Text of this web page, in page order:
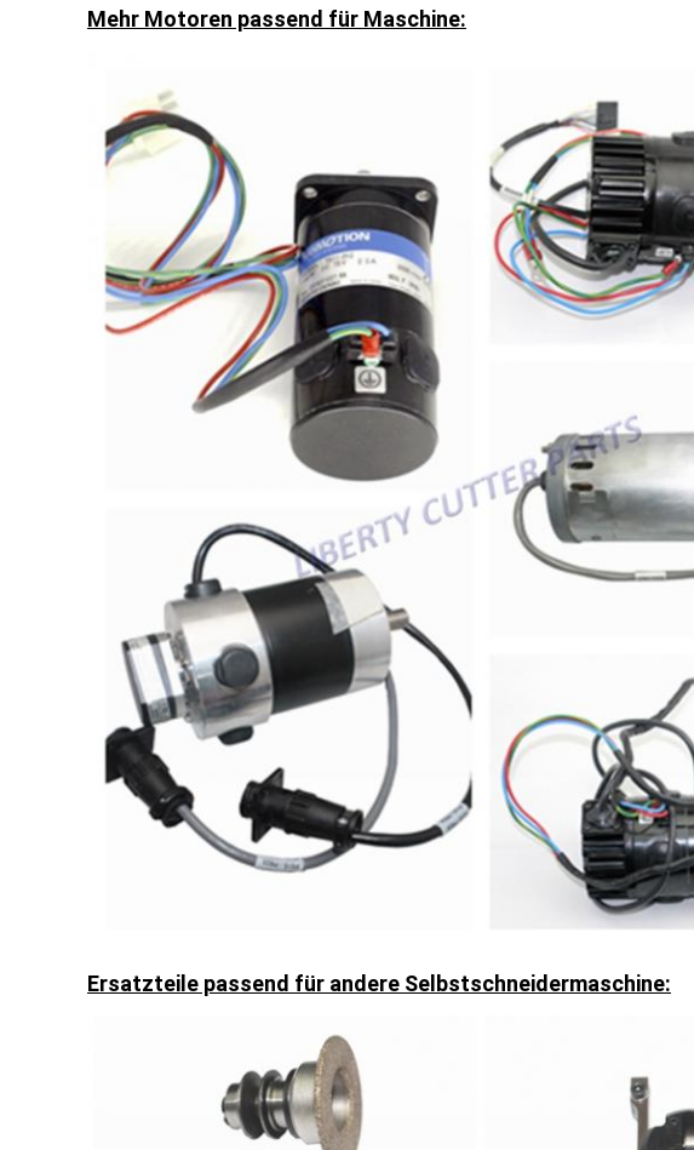
Mehr Motoren passend für Maschine:
Ersatzteile passend für andere Selbstschneidermaschine: